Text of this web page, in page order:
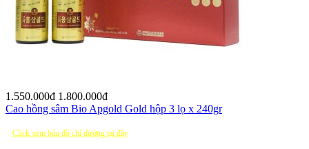
1.550.000đ 1.800.000đ
Cao hồng sâm Bio Apgold Gold hộp 3 lọ x 240gr
Click xem bản đồ chỉ đường tại đây